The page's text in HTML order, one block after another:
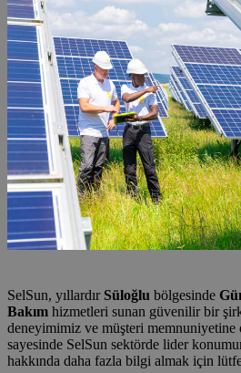
SelSun, yıllardır Süloğlu bölgesinde
Bakım hizmetleri sunan güvenilir bir
deneyimimiz ve müşteri memnuniyetine
sayesinde SelSun sektörde lider
hakkında daha fazla bilgi almak için